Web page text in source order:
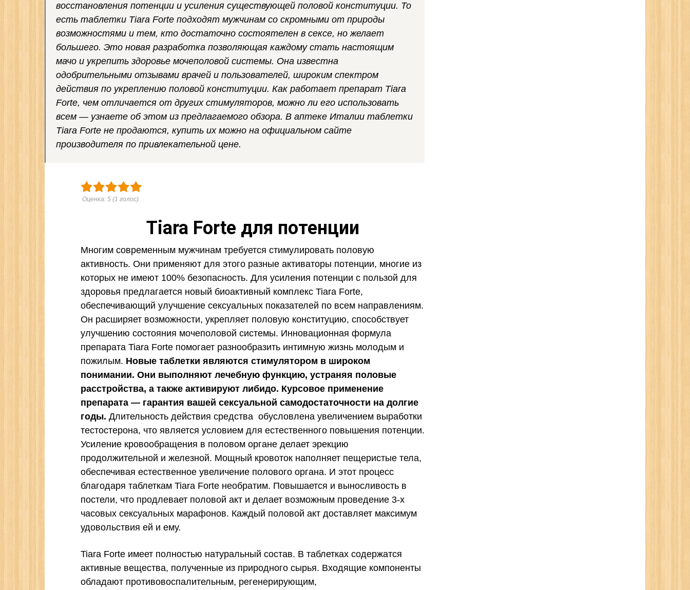
восстановления потенции и усиления существующей половой конституции. То
есть таблетки Tiara Forte подходят мужчинам со скромными от природы
возможностями и тем, кто достаточно состоятелен в сексе, но желает
большего. Это новая разработка позволяющая каждому стать настоящим
мачо и укрепить здоровье мочеполовой системы. Она известна
одобрительными отзывами врачей и пользователей, широким спектром
действия по укреплению половой конституции. Как работает препарат Tiara
Forte, чем отличается от других стимуляторов, можно ли его использовать
всем — узнаете об этом из предлагаемого обзора. В аптеке Италии таблетки
Tiara Forte не продаются, купить их можно на официальном сайте
производителя по привлекательной цене.
Оценка: 5 (1 голос)
Tiara Forte для потенции
Многим современным мужчинам требуется стимулировать половую
активность. Они применяют для этого разные активаторы потенции, многие из
которых не имеют 100% безопасность. Для усиления потенции с пользой для
здоровья предлагается новый биоактивный комплекс Tiara Forte,
обеспечивающий улучшение сексуальных показателей по всем направлениям.
Он расширяет возможности, укрепляет половую конституцию, способствует
улучшению состояния мочеполовой системы. Инновационная формула
препарата Tiara Forte помогает разнообразить интимную жизнь молодым и
пожилым. Новые таблетки являются стимулятором в широком
понимании. Они выполняют лечебную функцию, устраняя половые
расстройства, а также активируют либидо. Курсовое применение
препарата — гарантия вашей сексуальной самодостаточности на долгие
годы. Длительность действия средства обусловлена увеличением выработки
тестостерона, что является условием для естественного повышения потенции.
Усиление кровообращения в половом органе делает эрекцию
продолжительной и железной. Мощный кровоток наполняет пещеристые тела,
обеспечивая естественное увеличение полового органа. И этот процесс
благодаря таблеткам Tiara Forte необратим. Повышается и выносливость в
постели, что продлевает половой акт и делает возможным проведение 3-х
часовых сексуальных марафонов. Каждый половой акт доставляет максимум
удовольствия ей и ему.
Tiara Forte имеет полностью натуральный состав. В таблетках содержатся
активные вещества, полученные из природного сырья. Входящие компоненты
обладают противовоспалительным, регенерирующим,